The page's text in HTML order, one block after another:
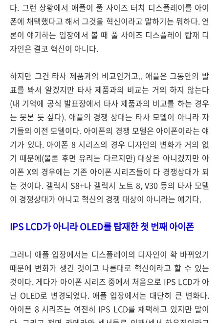
다. 그런 상황에서 애플이 풀 사이즈 터치 디스플레이를 아이
폰에 채택했다고 해서 그것을 혁신이라고 말하기는 뭐하다. 언
론이 얘기하는 입장에서 볼 때 풀 사이즈 디스플레이 탑재 디
자인은 결코 혁신이 아니다.
하지만 그건 타사 제품과의 비교인거고.. 애플은 그동안의 발
표를 봐서 알겠지만 타사 제품과의 비교는 거의 하지 않는다
(내 기억에 공식 발표장에서 타사 제품과의 비교를 하는 경우
는 못본 듯 싶다). 애플의 경쟁 상대는 타사 모델이 아니라 자
기들의 이전 모델이다. 아이폰의 경쟁 모델은 아이폰이라는 얘
기가 있다. 아이폰 8 시리즈의 경우 디자인의 변화가 거의 없
기 때문에(물론 후면 유리는 다르지만) 대상은 아니겠지만 아
이폰 X의 경우에는 기존 아이폰 시리즈들이 다 경쟁상대가 되
는 것이다. 갤럭시 S8+나 갤럭시 노트 8, V30 등의 타사 모델
이 경쟁상대가 아니고 혁신의 경쟁 대상이 아니라는 얘기다.
IPS LCD가 아니라 OLED를 탑재한 첫 번째 아이폰
그러니 애플 입장에서는 디스플레이의 디자인이 확 바뀌었기
때문에 변화가 생긴 것이고 나름대로 혁신이라고 할 수 있는
것이다. 게다가 아이폰 시리즈 중에서 처음으로 IPS LCD가 아
닌 OLED로 변경되었다. 애플 입장에서는 대단히 큰 변화다.
아이폰 8 시리즈는 여전히 IPS LCD를 채택하고 있지만 말이